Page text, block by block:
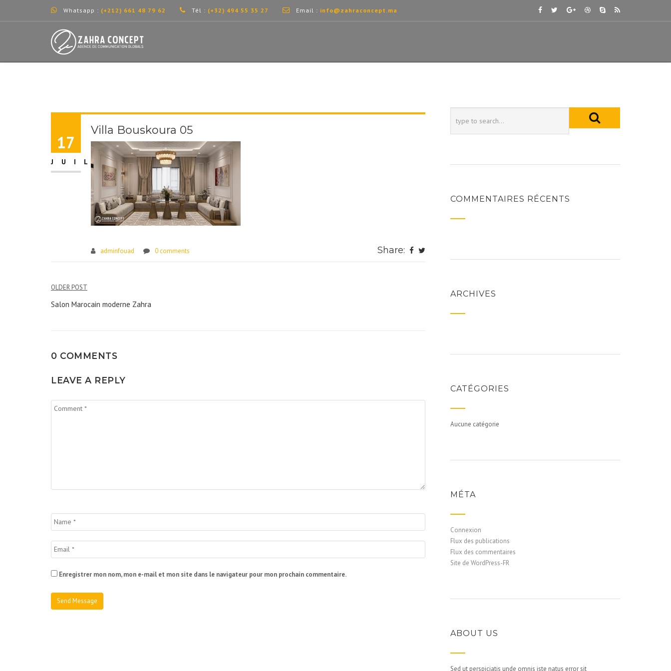
Whatsapp : (+212) 661 48 79 62 Tél : (+32) 494 55 35 27 Email : info@zahraconcept.ma
17
JUIL
Villa Bouskoura 05
adminfouad 0 comments Share:
Navigation
de
OLDER POST
Salon Marocain moderne Zahra
0 COMMENTS
LEAVE A REPLY
Enregistrer mon nom, mon e-mail et mon site dans le navigateur pour mon prochain commentaire.
COMMENTAIRES RÉCENTS
ARCHIVES
CATÉGORIES
Aucune catégorie
MÉTA
Connexion
Flux des publications
Flux des commentaires
Site de WordPress-FR
ABOUT US
Sed ut perspiciatis unde omnis iste natus error sit